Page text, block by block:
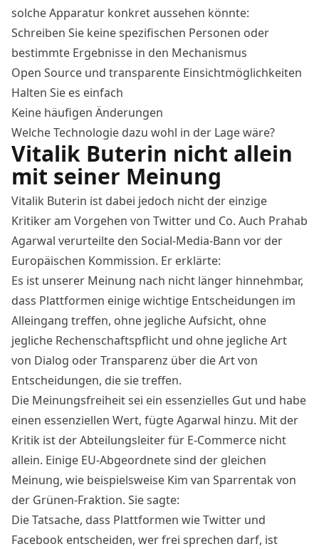
solche Apparatur konkret aussehen könnte:
Schreiben Sie keine spezifischen Personen oder
bestimmte Ergebnisse in den Mechanismus
Open Source und transparente Einsichtmöglichkeiten
Halten Sie es einfach
Keine häufigen Änderungen
WelcheTechnologie dazu wohl in der Lage wäre?
Vitalik Buterin nicht allein
mit seiner Meinung
Vitalik Buterin ist dabei jedoch nicht der einzige
Kritiker am Vorgehen von Twitter und Co. Auch Prahab
Agarwal verurteilte den Social-Media-Bann vor der
Europäischen Kommission. Er erklärte:
Es ist unserer Meinung nach nicht länger hinnehmbar,
dass Plattformen einige wichtige Entscheidungen im
Alleingang treffen, ohne jegliche Aufsicht, ohne
jegliche Rechenschaftspflicht und ohne jegliche Art
von Dialog oder Transparenz über die Art von
Entscheidungen, die sie treffen.
Die Meinungsfreiheit sei ein essenzielles Gut und habe
einen essenziellen Wert, fügte Agarwal hinzu. Mit der
Kritik ist der Abteilungsleiter für E-Commerce nicht
allein. Einige EU-Abgeordnete sind der gleichen
Meinung, wie beispielsweise Kim van Sparrentak von
der Grünen-Fraktion. Sie sagte:
Die Tatsache, dass Plattformen wie Twitter und
Facebook entscheiden, wer frei sprechen darf, ist